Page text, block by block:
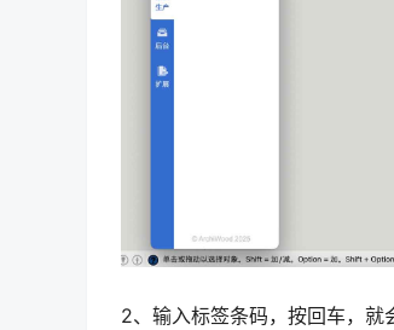
2、输入标签条码，按回车，